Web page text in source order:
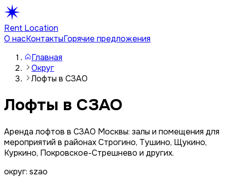
Rent Location
О насКонтактыГорячие предложения
Главная
Округ
Лофты в СЗАО
Лофты в СЗАО
Аренда лофтов в СЗАО Москвы: залы и помещения для
мероприятий в районах Строгино, Тушино, Щукино,
Куркино, Покровское-Стрешнево и других.
округ: szao